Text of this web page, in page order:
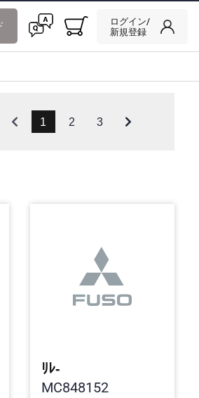
ログイン/
新規登録
1 2 3
ﾘﾚ-
MC848152